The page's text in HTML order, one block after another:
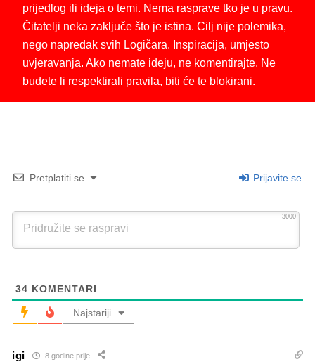
prijedlog ili ideja o temi. Nema rasprave tko je u pravu.
Čitatelji neka zaključe što je istina. Cilj nije polemika,
nego napredak svih Logičara. Inspiracija, umjesto
uvjeravanja. Ako nemate ideju, ne komentirajte. Ne
budete li respektirali pravila, biti će te blokirani.
Pretplatiti se Prijavite se
3000
34 KOMENTARI
Najstariji
igi 8 godine prije